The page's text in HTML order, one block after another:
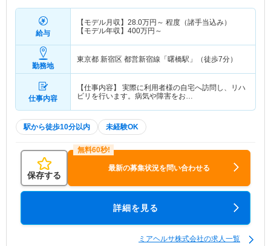
給与
【モデル月収】 28.0万円～ 程度（諸手当込み）
【モデル年収】 400万円～
勤務地
東京都 新宿区 都営新宿線「曙橋駅」（徒歩7分）
仕事内容
【仕事内容】 実際に利用者様の自宅へ訪問し、リハ
ビリを行います。病気や障害をお…
駅から徒歩10分以内 未経験OK
保存する
最新の募集状況を問い合わせる
詳細を見る
ミアヘルサ株式会社の求人一覧